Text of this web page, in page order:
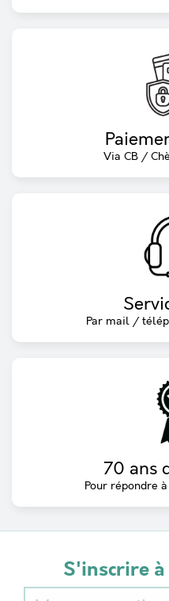
Via CB /
Par mail /
70 ans
Pour répondre
S'inscrire